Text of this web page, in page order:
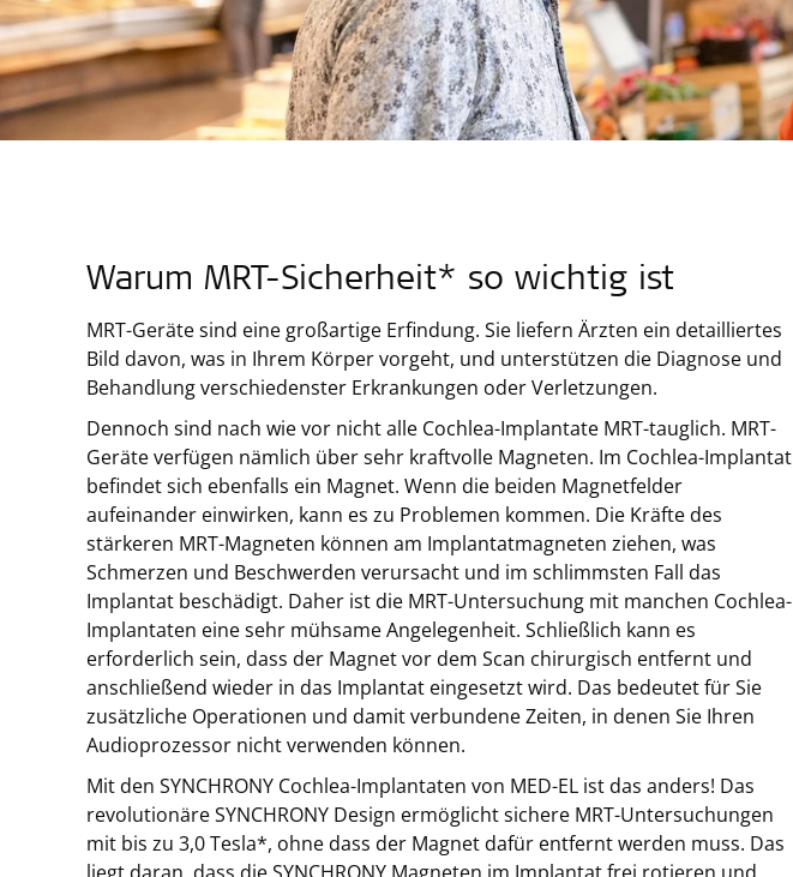
Warum MRT-Sicherheit* so wichtig ist
MRT-Geräte sind eine großartige Erfindung. Sie liefern Ärzten ein detailliertes
Bild davon, was in Ihrem Körper vorgeht, und unterstützen die Diagnose und
Behandlung verschiedenster Erkrankungen oder Verletzungen.
Dennoch sind nach wie vor nicht alle Cochlea-Implantate MRT-tauglich. MRT-
Geräte verfügen nämlich über sehr kraftvolle Magneten. Im Cochlea-Implantat
befindet sich ebenfalls ein Magnet. Wenn die beiden Magnetfelder
aufeinander einwirken, kann es zu Problemen kommen. Die Kräfte des
stärkeren MRT-Magneten können am Implantatmagneten ziehen, was
Schmerzen und Beschwerden verursacht und im schlimmsten Fall das
Implantat beschädigt. Daher ist die MRT-Untersuchung mit manchen Cochlea-
Implantaten eine sehr mühsame Angelegenheit. Schließlich kann es
erforderlich sein, dass der Magnet vor dem Scan chirurgisch entfernt und
anschließend wieder in das Implantat eingesetzt wird. Das bedeutet für Sie
zusätzliche Operationen und damit verbundene Zeiten, in denen Sie Ihren
Audioprozessor nicht verwenden können.
Mit den SYNCHRONY Cochlea-Implantaten von MED-EL ist das anders! Das
revolutionäre SYNCHRONY Design ermöglicht sichere MRT-Untersuchungen
mit bis zu 3,0 Tesla*, ohne dass der Magnet dafür entfernt werden muss. Das